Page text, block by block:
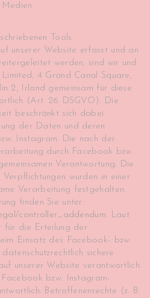
Tools
unserer Website erfasst und an
werden, sind wir und
4 Grand Canal Square,
2, Irland gemeinsam für diese
(Art. 26 DSGVO). Die
beschränkt sich dabei
der Daten und deren
Instagram. Die nach der
durch Facebook bzw.
Verantwortung. Die
wurden in einer
Verarbeitung festgehalten.
finden Sie unter:
controller_addendum. Laut
für die Erteilung der
Einsatz des Facebook- bzw.
sichere
unserer Website verantwortlich.
bzw. Instagram-
Betroffenenrechte (z. B.